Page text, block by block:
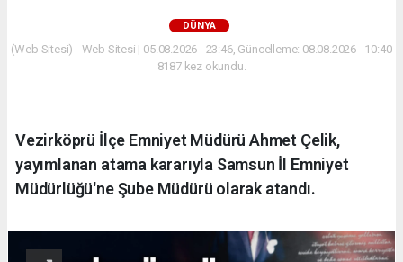
DÜNYA
(Web Sitesi) - Web Sitesi | 05.08.2026 - 23:46, Güncelleme: 08.08.2026 - 10:40
8187 kez okundu.
Vezirköprü İlçe Emniyet Müdürü Ahmet Çelik,
yayımlanan atama kararıyla Samsun İl Emniyet
Müdürlüğü'ne Şube Müdürü olarak atandı.